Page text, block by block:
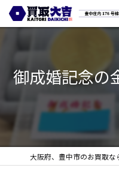
御成婚記念の